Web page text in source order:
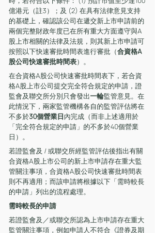
億港元（註3）；及 (2) 在具有法律意見支持
的基礎上，確認該公司在遞交新上市申請前的
兩個完整財政年度已在所有重大方面遵守與A
股上市相關的法律及法規，則其新上市申請可
按照以下快速審批時間表進行審批（合資格A
股公司快速審批時間表）。
在合資格A股公司快速審批時間表下，若合資
格A股上市公司提交完全符合規定的申請，證
監會及聯交所分別只會發出一輪監管意見。在
此情況下，兩家監管機構各自的監管評估將在
不多於30個營業日內完成（而非上述適用於
「完全符合規定的申請」的不多於40個營業
日）。
若證監會及 / 或聯交所經監管評估後指出有關
合資格A股上市公司的新上市申請存在重大監
管關注事項，合資格A股公司快速審批時間表
則不再適用；而該申請將根據以下「需時較長
的申請」列出的流程處理。
需時較長的申請
若證監會及／或聯交所認為上市申請存在重大
監管關注事項，例如申請人不符合《證券及期